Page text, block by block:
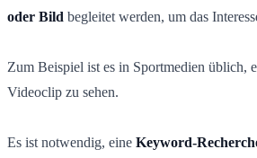
oder Bild begleitet werden, um das
Zum Beispiel ist es in Sportmedien üblich,
Videoclip zu sehen.
Es ist notwendig, eine Keyword-